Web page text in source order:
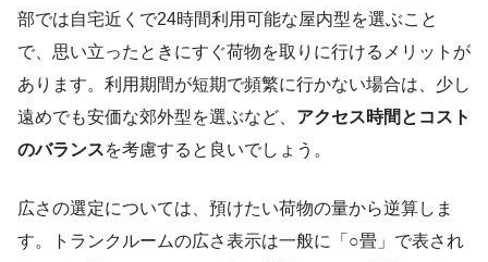
部では自宅近くで24時間利用可能な屋内型を選ぶこと
で、思い立ったときにすぐ荷物を取りに行けるメリットが
あります。利用期間が短期で頻繁に行かない場合は、少し
遠めでも安価な郊外型を選ぶなど、 アクセス時間とコスト
のバランスを考慮すると良いでしょう。
広さの選定については、預けたい荷物の量から逆算しま
す。トランクルームの広さ表示は一般に「○畳」で表され